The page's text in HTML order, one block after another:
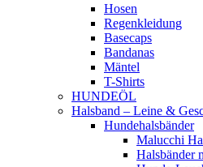
Hosen
Regenkleidung
Basecaps
Bandanas
Mäntel
T-Shirts
HUNDEÖL
Halsband – Leine &
Hundehalsbänder
Malucchi
Halsbänder